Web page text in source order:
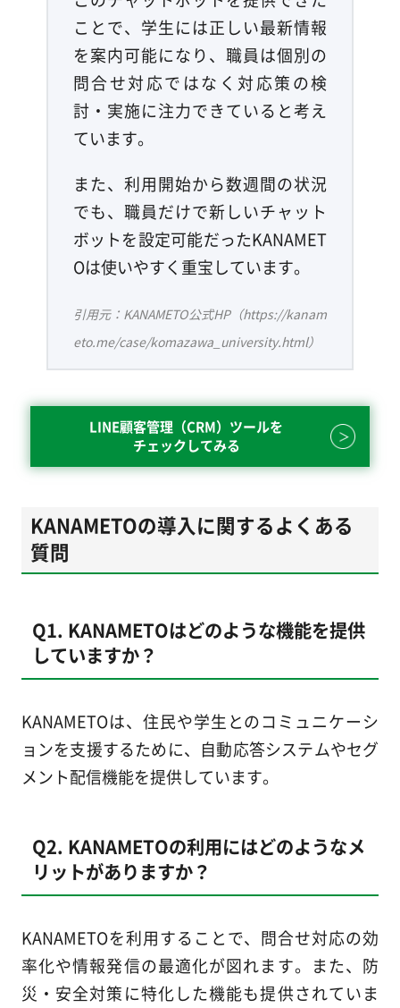
ことで、学生には正しい最新情報
を案内可能になり、職員は個別の
問合せ対応ではなく対応策の検
討・実施に注力できていると考え
ています。
また、利用開始から数週間の状況
でも、職員だけで新しいチャット
ボットを設定可能だったKANAMET
Oは使いやすく重宝しています。
引用元：KANAMETO公式HP（https://kanam
eto.me/case/komazawa_university.html）
LINE顧客管理（CRM）ツールを
チェックしてみる
KANAMETOの導入に関するよくある
質問
Q1. KANAMETOはどのような機能を提供
していますか？
KANAMETOは、住民や学生とのコミュニケーシ
ョンを支援するために、自動応答システムやセグ
メント配信機能を提供しています。
Q2. KANAMETOの利用にはどのようなメ
リットがありますか？
KANAMETOを利用することで、問合せ対応の効
率化や情報発信の最適化が図れます。また、防
災・安全対策に特化した機能も提供されていま